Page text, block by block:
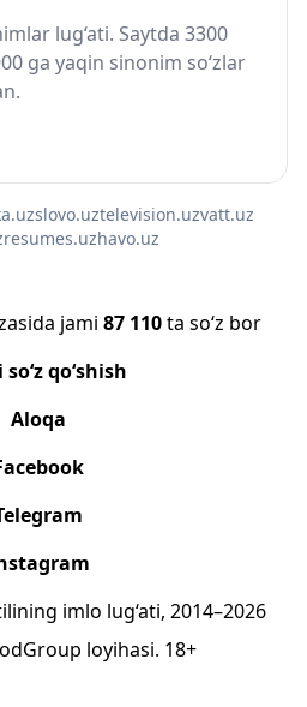
lug‘ati. Saytda 3300
ga yaqin sinonim so‘zlar
slovo.uztelevision.uzvatt.uz
resumes.uzhavo.uz
jami 87 110ta so‘z bor
qo‘shish
Aloqa
imlo lug‘ati, 2014–2026
loyihasi. 18+